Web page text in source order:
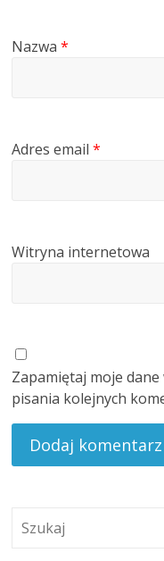
Nazwa*
Adres email*
Witryna internetowa
Zapamiętaj moje
pisania kolejnych